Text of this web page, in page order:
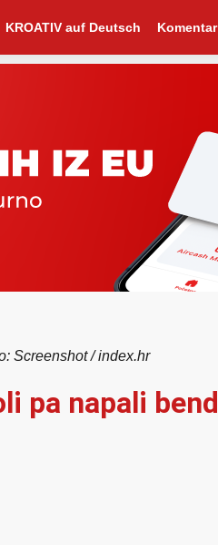
KROATIV auf Deutsch Komentar
Screenshot / index.hr
pa napali bend